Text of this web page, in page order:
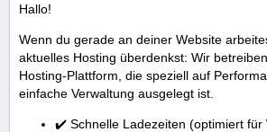
Hallo!
Wenn du gerade an deiner Website
aktuelles Hosting überdenkst: Wir
Hosting-Plattform, die speziell auf
einfache Verwaltung ausgelegt ist.
✔️ Schnelle Ladezeiten (optimiert für